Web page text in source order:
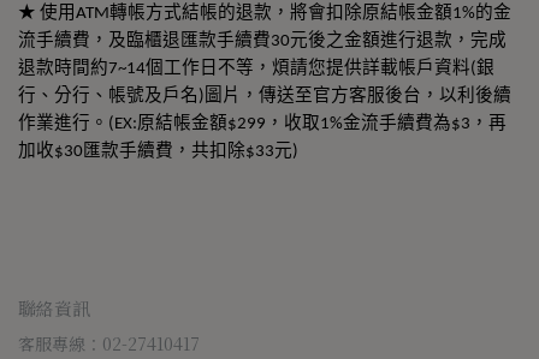
★ 使用ATM轉帳方式結帳的退款，將會扣除原結帳金額1%的金
流手續費，及臨櫃退匯款手續費30元後之金額進行退款，完成
退款時間約7~14個工作日不等，煩請您提供詳載帳戶資料(銀
行、分行、帳號及戶名)圖片，傳送至官方客服後台，以利後續
作業進行。(EX:原結帳金額$299，收取1%金流手續費為$3，再
加收$30匯款手續費，共扣除$33元)
聯絡資訊
客服專線：02-27410417